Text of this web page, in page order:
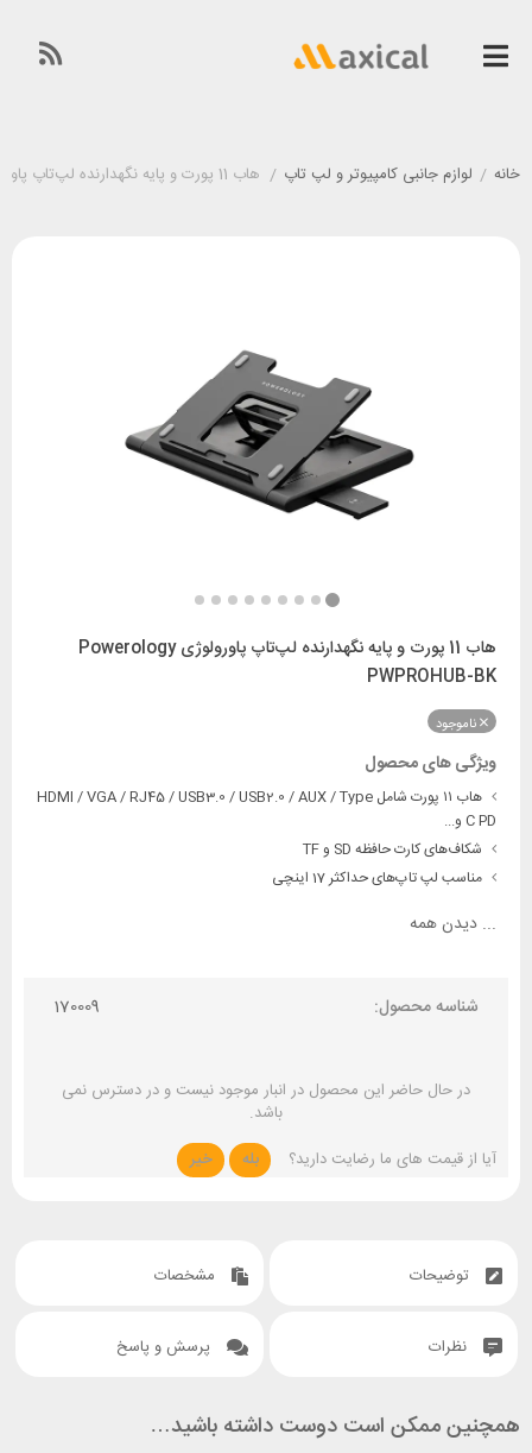
خانه / لوازم جانبی کامپیوتر و لپ تاپ / هاب 11 پورت و پایه نگهدارنده لپ‌تاپ پاورولوژی Powerology PWPROHUB-BK
هاب 11 پورت و پایه نگهدارنده لپ‌تاپ پاورولوژی Powerology
PWPROHUB-BK
ناموجود
ویژگی های محصول
هاب ۱۱ پورت شامل HDMI / VGA / RJ45 / USB3.0 / USB2.0 / AUX / Type
C PD و...
شکاف‌های کارت حافظه SD و TF
مناسب لپ تاپ‌های حداکثر 17 اینچی
... دیدن همه
شناسه محصول: 170009
در حال حاضر این محصول در انبار موجود نیست و در دسترس نمی
باشد.
آیا از قیمت های ما رضایت دارید؟
بله خیر
توضیحات مشخصات
نظرات پرسش و پاسخ
همچنین ممکن است دوست داشته باشید…